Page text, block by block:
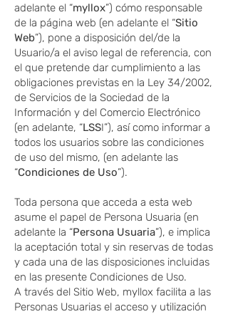
adelante el “myllox”) cómo responsable
de la página web (en adelante el “Sitio
Web”), pone a disposición del/de la
Usuario/a el aviso legal de referencia, con
el que pretende dar cumplimiento a las
obligaciones previstas en la Ley 34/2002,
de Servicios de la Sociedad de la
Información y del Comercio Electrónico
(en adelante, “LSSI”), así como informar a
todos los usuarios sobre las condiciones
de uso del mismo, (en adelante las
“Condiciones de Uso”).
Toda persona que acceda a esta web
asume el papel de Persona Usuaria (en
adelante la “Persona Usuaria”), e implica
la aceptación total y sin reservas de todas
y cada una de las disposiciones incluidas
en las presente Condiciones de Uso.
A través del Sitio Web, myllox facilita a las
Personas Usuarias el acceso y utilización